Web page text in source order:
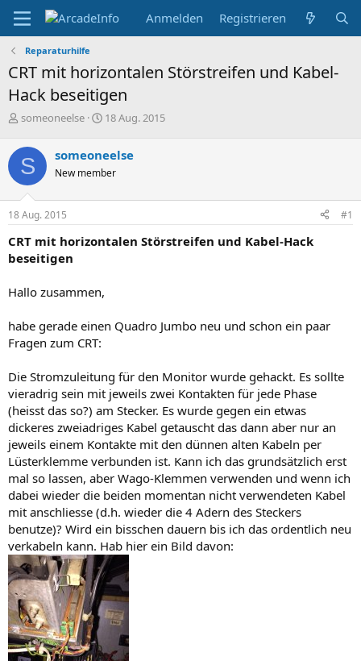
Anmelden Registrieren
Reparaturhilfe
CRT mit horizontalen Störstreifen und Kabel-
Hack beseitigen
E
s
t
e
l
l
e
someoneelse
E
t
e
l
m
18 Aug. 2015
S someoneelse
New member
18 Aug. 2015 #1
CRT mit horizontalen Störstreifen und Kabel-Hack
beseitigen
Hallo zusammen,
habe gerade einen Quadro Jumbo neu und schon ein paar
Fragen zum CRT:
Die Stromzuleitung für den Monitor wurde gehackt. Es sollte
vieradrig sein mit jeweils zwei Kontakten für jede Phase
(heisst das so?) am Stecker. Es wurde gegen ein etwas
dickeres zweiadriges Kabel getauscht das dann aber nur an
jeweils einem Kontakte mit den dünnen alten Kabeln per
Lüsterklemme verbunden ist. Kann ich das grundsätzlich erst
mal so lassen, aber Wago-Klemmen verwenden und wenn ich
dabei wieder die beiden momentan nicht verwendeten Kabel
mit anschliesse (d.h. wieder die 4 Adern des Steckers
benutze)? Wird ein bisschen dauern bis ich das ordentlich neu
verkabeln kann. Hab hier ein Bild davon: